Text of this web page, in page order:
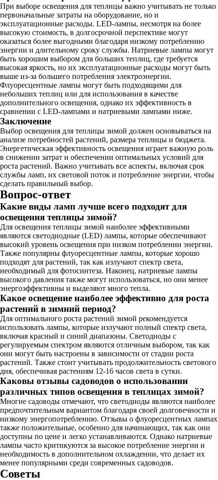
При выборе освещения для теплицы важно учитывать не только
первоначальные затраты на оборудование, но и
эксплуатационные расходы. LED-лампы, несмотря на более
высокую стоимость, в долгосрочной перспективе могут
оказаться более выгодными благодаря низкому потреблению
энергии и длительному сроку службы. Натриевые лампы могут
быть хорошим выбором для больших теплиц, где требуется
высокая яркость, но их эксплуатационные расходы могут быть
выше из-за большего потребления электроэнергии.
Флуоресцентные лампы могут быть подходящими для
небольших теплиц или для использования в качестве
дополнительного освещения, однако их эффективность в
сравнении с LED-лампами и натриевыми лампами ниже.
Заключение
Выбор освещения для теплицы зимой должен основываться на
анализе потребностей растений, размера теплицы и бюджета.
Энергетическая эффективность освещения играет важную роль
в снижении затрат и обеспечении оптимальных условий для
роста растений. Важно учитывать все аспекты, включая срок
службы ламп, их световой поток и потребление энергии, чтобы
сделать правильный выбор.
Вопрос-ответ
Какие виды ламп лучше всего подходят для
освещения теплицы зимой?
Для освещения теплицы зимой наиболее эффективными
являются светодиодные (LED) лампы, которые обеспечивают
высокий уровень освещения при низком потреблении энергии.
Также популярны флуоресцентные лампы, которые хорошо
подходят для растений, так как излучают спектр света,
необходимый для фотосинтеза. Наконец, натриевые лампы
высокого давления также могут использоваться, но они менее
энергоэффективны и выделяют много тепла.
Какое освещение наиболее эффективно для роста
растений в зимний период?
Для оптимального роста растений зимой рекомендуется
использовать лампы, которые излучают полный спектр света,
включая красный и синий диапазоны. Светодиоды с
регулируемым спектром являются отличным выбором, так как
они могут быть настроены в зависимости от стадии роста
растений. Также стоит учитывать продолжительность светового
дня, обеспечивая растениям 12-16 часов света в сутки.
Каковы отзывы садоводов о использовании
различных типов освещения в теплицах зимой?
Многие садоводы отмечают, что светодиоды являются наиболее
предпочтительным вариантом благодаря своей долговечности и
низкому энергопотреблению. Отзывы о флуоресцентных лампах
также положительные, особенно для начинающих, так как они
доступны по цене и легко устанавливаются. Однако натриевые
лампы часто критикуются за высокое потребление энергии и
необходимость в дополнительном охлаждении, что делает их
менее популярными среди современных садоводов.
Советы